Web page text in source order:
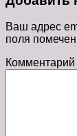
Ваш адрес
поля
Комментарий